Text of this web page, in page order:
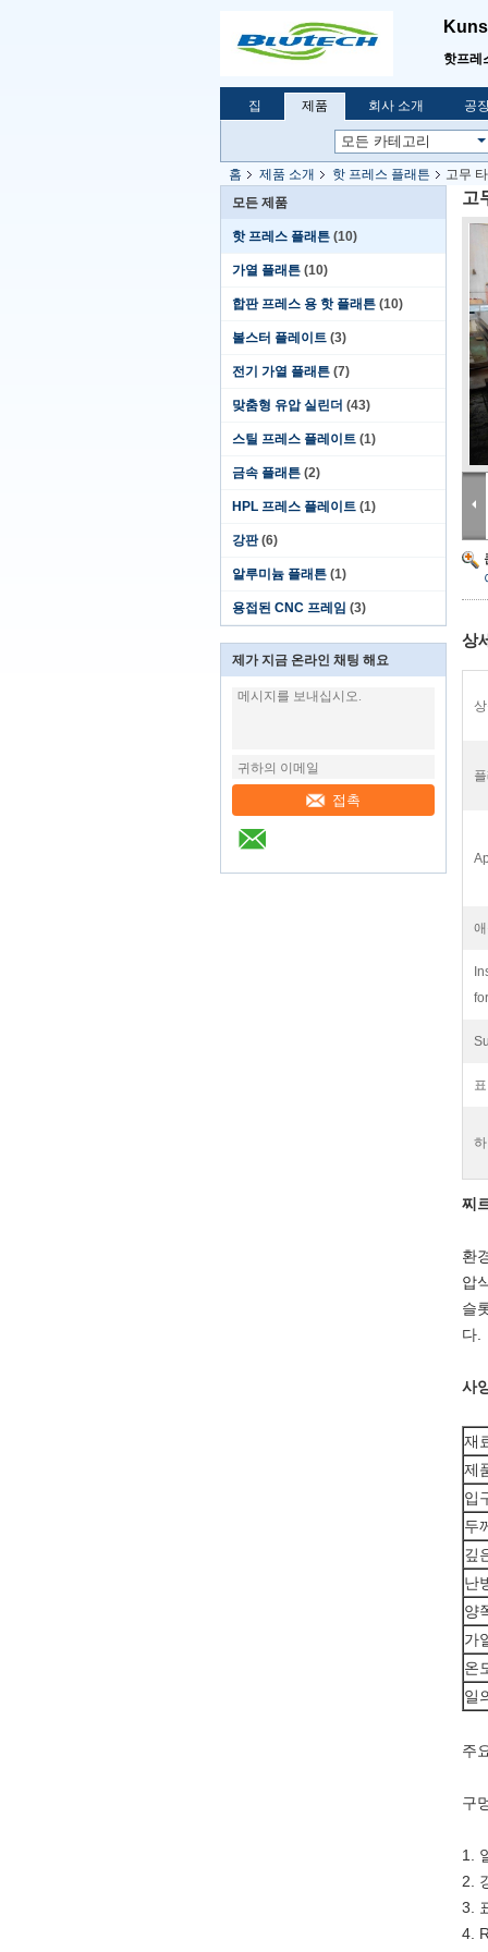
핫프레
집 제품 회사 소개 공
홈 제품 소개 핫 프레스 플래튼
고무
모든 제품
핫 프레스 플래튼 (10)
가열 플래튼 (10)
합판 프레스 용 핫 플래튼 (10)
볼스터 플레이트 (3)
전기 가열 플래튼 (7)
맞춤형 유압 실린더 (43)
스틸 프레스 플레이트 (1)
금속 플래튼 (2)
HPL 프레스 플레이트 (1)
강판 (6)
알루미늄 플래튼 (1)
용접된 CNC 프레임 (3)
제가 지금 온라인 채팅 해요
접촉
고
상
찌
환
압
슬
다.
사
재
제
입
두
깊
난
양
가
온
일
주
구
1.
2.
3.
4.